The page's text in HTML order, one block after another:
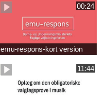
00:24
emu-respons-kort version
11:44